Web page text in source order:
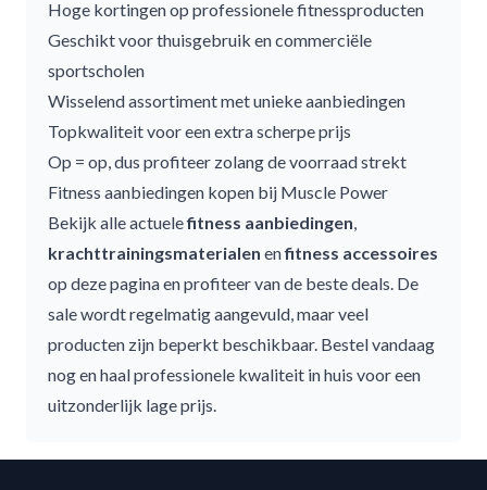
Hoge kortingen op professionele fitnessproducten
Geschikt voor thuisgebruik en commerciële
sportscholen
Wisselend assortiment met unieke aanbiedingen
Topkwaliteit voor een extra scherpe prijs
Op = op, dus profiteer zolang de voorraad strekt
Fitness aanbiedingen kopen bij Muscle Power
Bekijk alle actuelefitness aanbiedingen,
krachttrainingsmaterialen enfitness accessoires
op deze pagina en profiteer van de beste deals. De
sale wordt regelmatig aangevuld, maar veel
producten zijn beperkt beschikbaar. Bestel vandaag
nog en haal professionele kwaliteit in huis voor een
uitzonderlijk lage prijs.